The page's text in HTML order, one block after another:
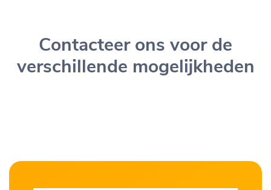
Contacteer ons voor de
verschillende mogelijkheden